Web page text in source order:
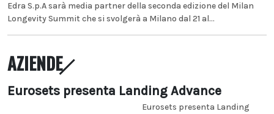
Edra S.p.A sarà media partner della seconda edizione del Milan
Longevity Summit che si svolgerà a Milano dal 21 al...
AZIENDE
Eurosets presenta Landing Advance
Eurosets presenta Landing